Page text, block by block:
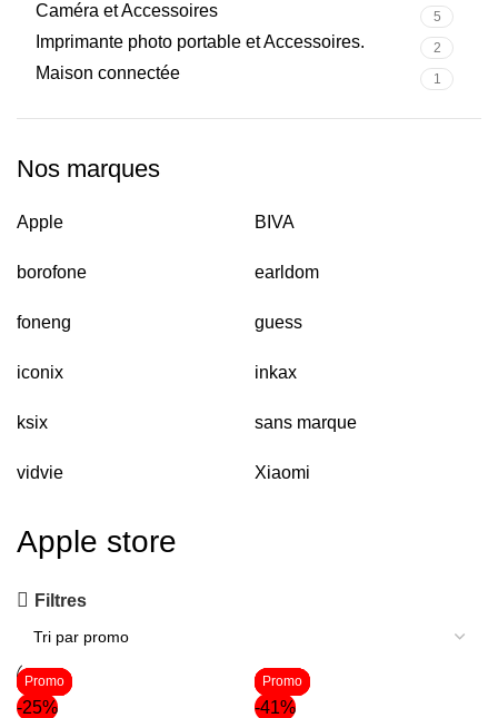
Caméra et Accessoires 5
Imprimante photo portable et Accessoires. 2
Maison connectée 1
Nos marques
Apple BIVA
borofone earldom
foneng guess
iconix inkax
ksix sans marque
vidvie Xiaomi
Apple store
Filtres
-25%
Promo
-41%
Promo
Promo Promo
Promo Promo
Promo Promo
Promo Promo
Promo Promo